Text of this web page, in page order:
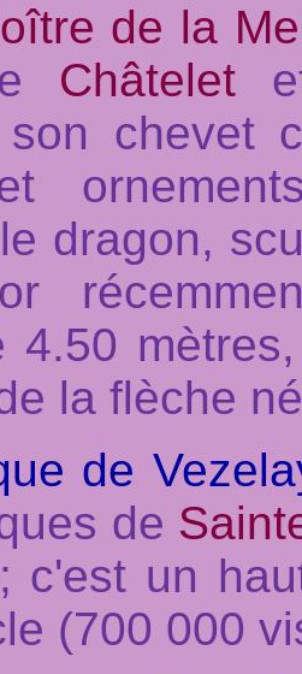
de la
Châtelet
chevet
dragon,
4.50
la flèche
de
de
c'est un
(700 000